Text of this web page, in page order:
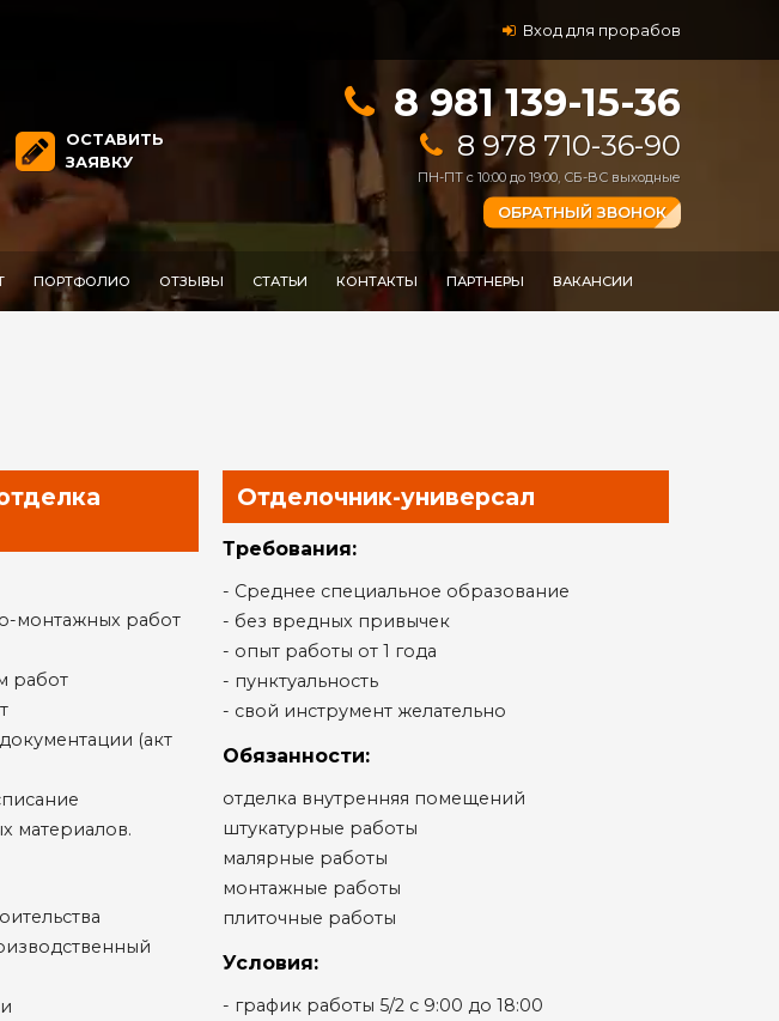
Вход для прорабов
ОСТАВИТЬ
ЗАЯВКУ
8 981 139-15-36
8 978 710-36-90
ПН-ПТ с 10:00 до 19:00, СБ-ВС выходные
ОБРАТНЫЙ ЗВОНОК
ПОРТФОЛИО ОТЗЫВЫ СТАТЬИ КОНТАКТЫ ПАРТНЕРЫ ВАКАНСИИ
монтажных работ
работ
(акт
материалов.
Отделочник-универсал
Требования:
- Среднее специальное образование
- без вредных привычек
- опыт работы от 1 года
- пунктуальность
- свой инструмент желательно
Обязанности:
отделка внутренняя помещений
штукатурные работы
малярные работы
монтажные работы
плиточные работы
Условия:
- график работы 5/2 с 9:00 до 18:00